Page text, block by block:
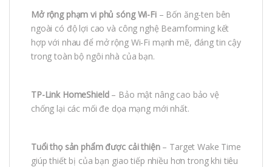
Mở rộng phạm vi phủ sóng Wi-Fi – Bốn ăng-ten bên
ngoài có độ lợi cao và công nghệ Beamforming kết
hợp với nhau để mở rộng Wi-Fi mạnh mẽ, đáng tin cậy
trong toàn bộ ngôi nhà của bạn.
TP-Link HomeShield – Bảo mật nâng cao bảo vệ
chống lại các mối đe dọa mạng mới nhất.
Tuổi thọ sản phẩm được cải thiện– Target Wake Time
giúp thiết bị của bạn giao tiếp nhiều hơn trong khi tiêu